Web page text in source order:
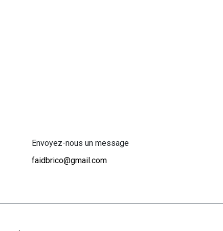
Envoyez-nous un message
faidbrico@gmail.com